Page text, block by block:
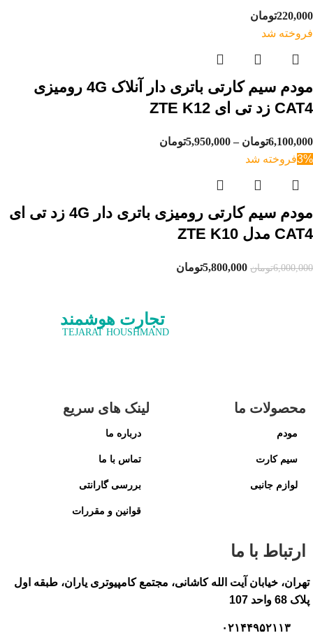
220,000تومان
فروخته شد
مودم سیم کارتی باتری دار آنلاک 4G رومیزی
CAT4 زد تی ای ZTE K12
6,100,000تومان –
5,950,000تومان
3%فروخته شد
مودم سیم کارتی رومیزی باتری دار 4G زد تی ای
CAT4 مدل ZTE K10
6,000,000تومان 5,800,000تومان
تجارت هوشمند
TEJARAT HOUSHMAND
محصولات ما
مودم
سیم کارت
لوازم جانبی
لینک های سریع
درباره ما
تماس با ما
بررسی گارانتی
قوانین و مقررات
ارتباط با ما
تهران، خیابان آیت الله کاشانی، مجتمع کامپیوتری یاران، طبقه اول
پلاک 68 واحد 107
۰۲۱۴۴۹۵۲۱۱۳